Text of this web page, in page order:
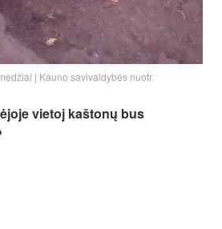
| Kauno savivaldybės nuotr.
vietoj kaštonų bus